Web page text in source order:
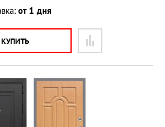
от 1 дня
КУПИТЬ